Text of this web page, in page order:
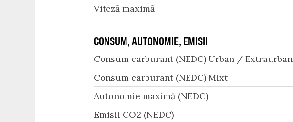
Viteză maximă
CONSUM, AUTONOMIE, EMISII
Consum carburant (NEDC) Urban / Extraurban
Consum carburant (NEDC) Mixt
Autonomie maximă (NEDC)
Emisii CO2 (NEDC)